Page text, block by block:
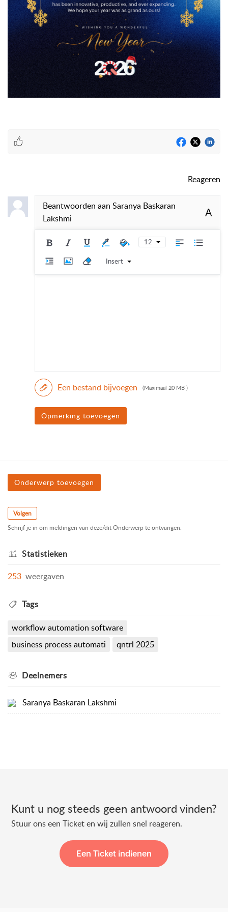
Reageren
Beantwoorden aan Saranya Baskaran
Lakshmi
A
12
Insert
Een bestand bijvoegen (Maximaal 20 MB )
Opmerking toevoegen
Onderwerp toevoegen
Volgen
Schrijf je in om meldingen van deze/dit Onderwerp te ontvangen.
Statistieken
253 weergaven
Tags
workflow automation software
business process automati
qntrl 2025
Deelnemers
Saranya Baskaran Lakshmi
Kunt u nog steeds geen antwoord vinden?
Stuur ons een Ticket en wij zullen snel reageren.
Een Ticket indienen